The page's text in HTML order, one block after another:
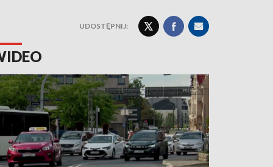
UDOSTĘPNIJ: